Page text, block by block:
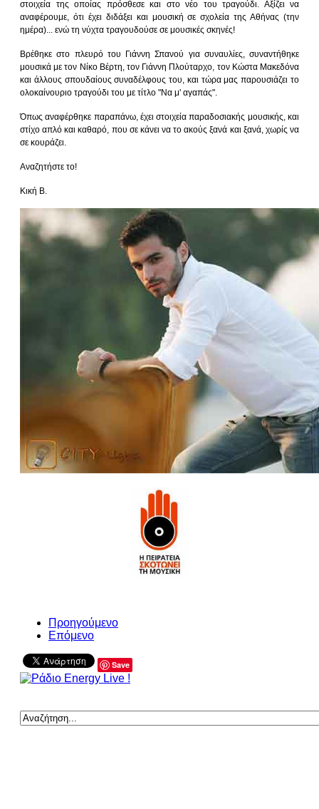
στοιχεία της οποίας πρόσθεσε και στο νέο του τραγούδι. Αξίζει να
αναφέρουμε, ότι έχει διδάξει και μουσική σε σχολεία της Αθήνας (την
ημέρα)... ενώ τη νύχτα τραγουδούσε σε μουσικές σκηνές!
Βρέθηκε στο πλευρό του Γιάννη Σπανού για συναυλίες, συναντήθηκε
μουσικά με τον Νίκο Βέρτη, τον Γιάννη Πλούταρχο, τον Κώστα Μακεδόνα
και άλλους σπουδαίους συναδέλφους του, και τώρα μας παρουσιάζει το
ολοκαίνουριο τραγούδι του με τίτλο "Να μ' αγαπάς".
Όπως αναφέρθηκε παραπάνω, έχει στοιχεία παραδοσιακής μουσικής, και
στίχο απλό και καθαρό, που σε κάνει να το ακούς ξανά και ξανά, χωρίς να
σε κουράζει.
Αναζητήστε το!
Κική Β.
Προηγούμενο
Επόμενο
Save